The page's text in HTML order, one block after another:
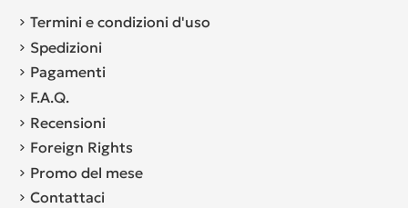
Termini e condizioni d'uso
Spedizioni
Pagamenti
F.A.Q.
Recensioni
Foreign Rights
Promo del mese
Contattaci